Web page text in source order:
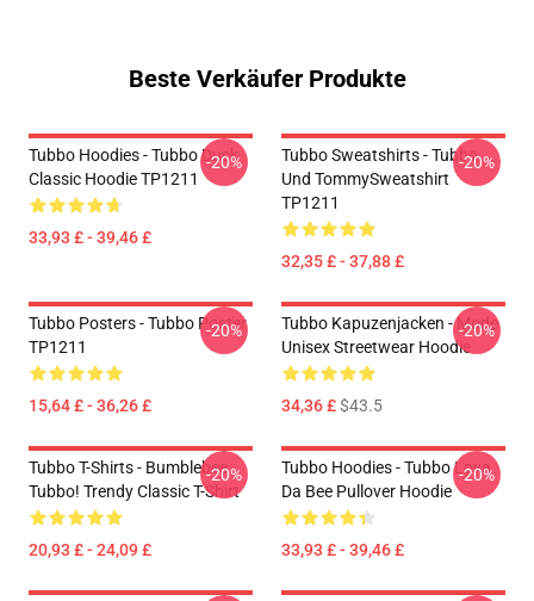
Beste Verkäufer Produkte
Tubbo Hoodies - Tubbo Duck
Classic Hoodie TP1211
33,93 £ - 39,46 £
-20%
Tubbo Sweatshirts - Tubbo
Und TommySweatshirt
TP1211
32,35 £ - 37,88 £
-20%
Tubbo Posters - Tubbo Poster
TP1211
15,64 £ - 36,26 £
-20%
Tubbo Kapuzenjacken - Mode
Unisex Streetwear Hoodie
34,36 £$43.5
-20%
Tubbo T-Shirts - Bumblebee
Tubbo! Trendy Classic T-Shirt
20,93 £ - 24,09 £
-20%
Tubbo Hoodies - Tubbo Lova
Da Bee Pullover Hoodie
33,93 £ - 39,46 £
-20%